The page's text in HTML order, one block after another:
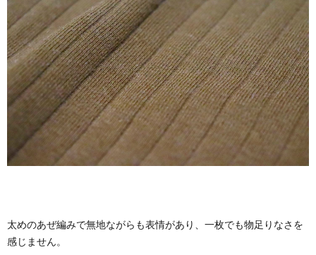
太めのあぜ編みで無地ながらも表情があり、一枚でも物足りなさを
感じません。